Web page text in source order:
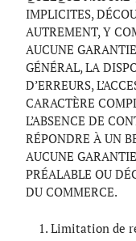
IMPLICITES,
AUTREMENT, Y
AUCUNE
GÉNÉRAL, LA
D’ERREURS,
CARACTÈRE
L’ABSENCE DE
RÉPONDRE À UN
AUCUNE
PRÉALABLE OU
DU COMMERCE.
Limitation de